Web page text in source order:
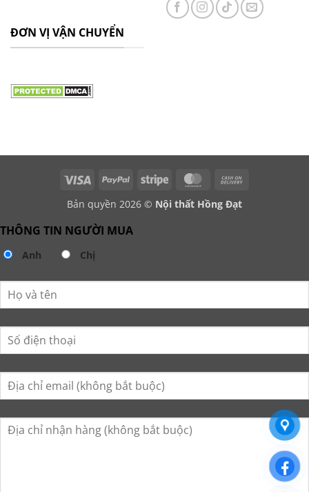
ĐƠN VỊ VẬN CHUYỂN
Visa PayPal Stripe MasterCard
Bản quyền 2026 © Nội thất Hồng Đạt
THÔNG TIN NGƯỜI MUA
Anh Chị